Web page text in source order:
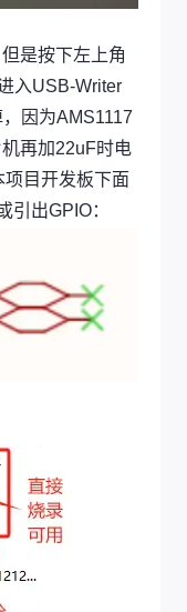
是按下左上角
入USB-Writer
因为AMS1117
再加22uF时电
目开发板下面
引出GPIO：